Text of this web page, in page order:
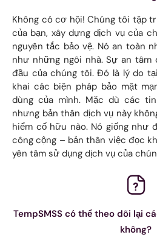
Không có cơ hội! Chúng tôi tập
của bạn, xây dựng dịch vụ của
nguyên tắc bảo vệ. Nó an toàn
như những ngôi nhà. Sự an
đầu của chúng tôi. Đó là lý do
khai các biện pháp bảo mật
dùng của mình. Mặc dù các
nhưng bản thân dịch vụ này
hiểm cố hữu nào. Nó giống như
công cộng – bản thân việc đọc
yên tâm sử dụng dịch vụ của
TempSMSS có thể theo dõi lại
không?